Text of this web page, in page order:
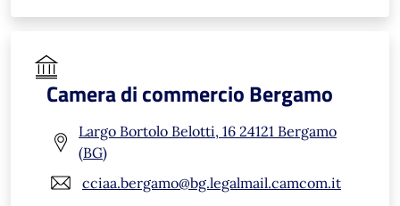
Camera di commercio Bergamo
Largo Bortolo Belotti, 16 24121 Bergamo
(BG)
cciaa.bergamo@bg.legalmail.camcom.it